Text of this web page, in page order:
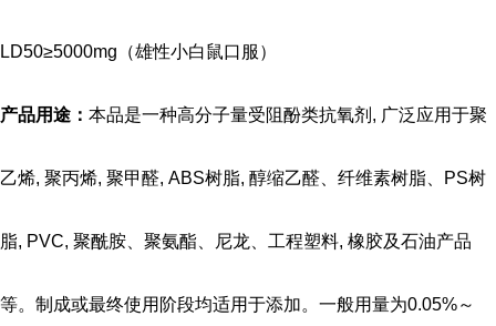
LD50≥5000mg（雄性小白鼠口服）
产品用途 ： 本品是一种高分子量受阻酚类抗氧剂, 广泛应用于聚
乙烯, 聚丙烯, 聚甲醛, ABS树脂, 醇缩乙醛、纤维素树脂、 PS树
脂, PVC, 聚酰胺、聚氨酯、尼龙、 工程塑料, 橡胶及石油产品
等。制成或最终使用阶段均适用于添加。 一般用量为0.05%～